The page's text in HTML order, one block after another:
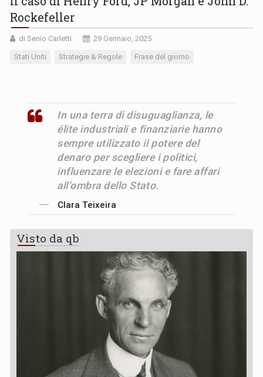
Rockefeller
di Senio Carletti 29 Gennaio, 2025
Stati Uniti Strategie & Regole Frase del giorno
In una terra di disuguaglianza, le
élite industriali e finanziarie hanno
sempre utilizzato il potere del
denaro per scegliere i politici,
influenzare le elezioni e fare affari
all’ombra dello Stato.
Clara Teixeira
Visto da qb